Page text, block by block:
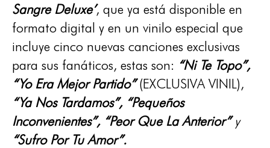
Sangre Deluxe’, que ya está disponible en
formato digital y en un vinilo especial que
incluye cinco nuevas canciones exclusivas
para sus fanáticos, estas son: “Ni Te Topo”,
“Yo Era Mejor Partido”(EXCLUSIVA VINIL),
“Ya Nos Tardamos”, “Pequeños
Inconvenientes”, “Peor Que La Anterior”y
“Sufro Por Tu Amor”.